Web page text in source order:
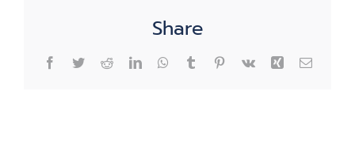
Share
Facebook
TwitterRedditLinkedInWhatsApp
TumblrPinterest
Vk Xing Email